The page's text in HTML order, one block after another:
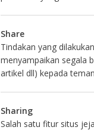
Share
Tindakan yang
menyampaikan segala
artikel dll) kepada
Sharing
Salah satu fitur situs